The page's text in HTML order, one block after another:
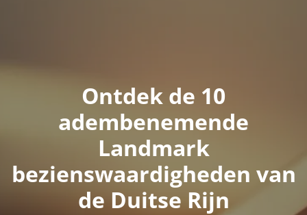
Ontdek de 10
adembenemende
Landmark
bezienswaardigheden van
de Duitse Rijn